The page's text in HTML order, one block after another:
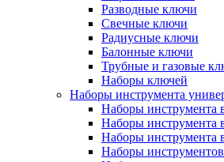
Разводные ключи
Свечные ключи
Радиусные ключи
Балонные ключи
Трубные и газовые
Наборы ключей
Наборы инструмента
Наборы инструмента
Наборы инструмента
Наборы инструмента
Наборы